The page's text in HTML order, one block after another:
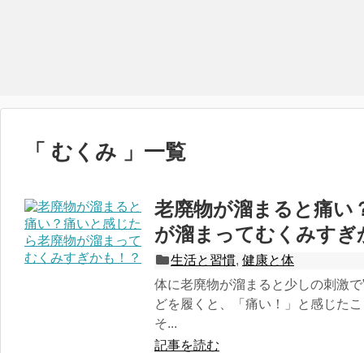
「 むくみ 」一覧
老廃物が溜まると痛い
が溜まってむくみすぎ
生活と習慣, 健康と体
体に老廃物が溜まると少しの刺激
どを履くと、「痛い！」と感じた
そ...
記事を読む